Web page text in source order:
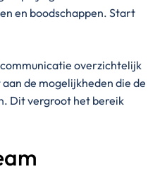
en boodschappen. Start
overzichtelijk
de mogelijkheden die de
Dit vergroot het bereik